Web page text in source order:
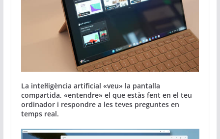
La intel·ligència artificial «veu» la pantalla
compartida, «entendre» el que estàs fent en el teu
ordinador i respondre a les teves preguntes en
temps real.